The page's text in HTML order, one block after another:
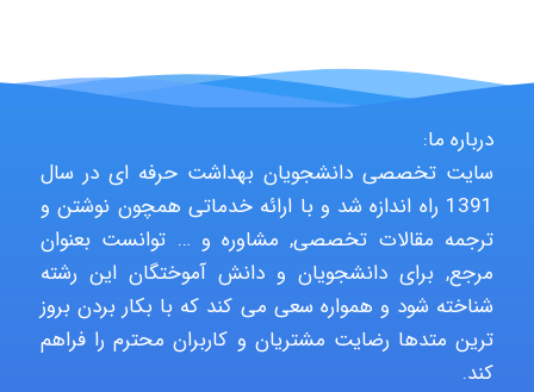
HaddadiMahsa
Niloofar
درباره ما:
سایت تخصصی دانشجویان بهداشت حرفه ای در سال
1391 راه اندازه شد و با ارائه خدماتی همچون نوشتن و
ترجمه مقالات تخصصی, مشاوره و … توانست بعنوان
مرجع, برای دانشجویان و دانش آموختگان این رشته
شناخته شود و همواره سعی می کند که با بکار بردن بروز
ترین متدها رضایت مشتریان و کاربران محترم را فراهم
کند.